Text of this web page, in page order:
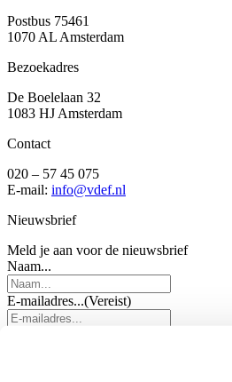
Postbus 75461
1070 AL Amsterdam
Bezoekadres
De Boelelaan 32
1083 HJ Amsterdam
Contact
020 – 57 45 075
E-mail: info@vdef.nl
Nieuwsbrief
Meld je aan voor de nieuwsbrief
Naam...
E-mailadres...(Vereist)